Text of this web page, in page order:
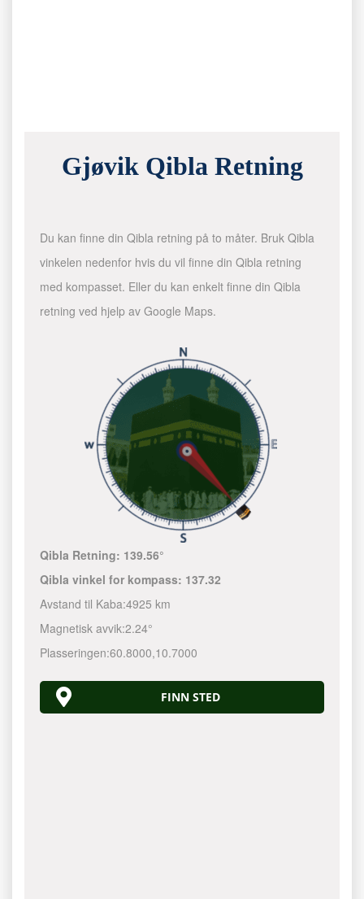
Gjøvik Qibla Retning
Du kan finne din Qibla retning på to måter. Bruk Qibla
vinkelen nedenfor hvis du vil finne din Qibla retning
med kompasset. Eller du kan enkelt finne din Qibla
retning ved hjelp av Google Maps.
Qibla Retning: 139.56°
Qibla vinkel for kompass: 137.32
Avstand til Kaba:4925 km
Magnetisk avvik:2.24°
Plasseringen:60.8000,10.7000
FINN STED